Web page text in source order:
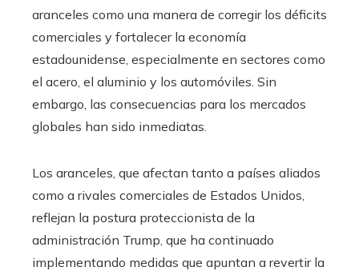
aranceles como una manera de corregir los déficits
comerciales y fortalecer la economía
estadounidense, especialmente en sectores como
el acero, el aluminio y los automóviles. Sin
embargo, las consecuencias para los mercados
globales han sido inmediatas.
Los aranceles, que afectan tanto a países aliados
como a rivales comerciales de Estados Unidos,
reflejan la postura proteccionista de la
administración Trump, que ha continuado
implementando medidas que apuntan a revertir la